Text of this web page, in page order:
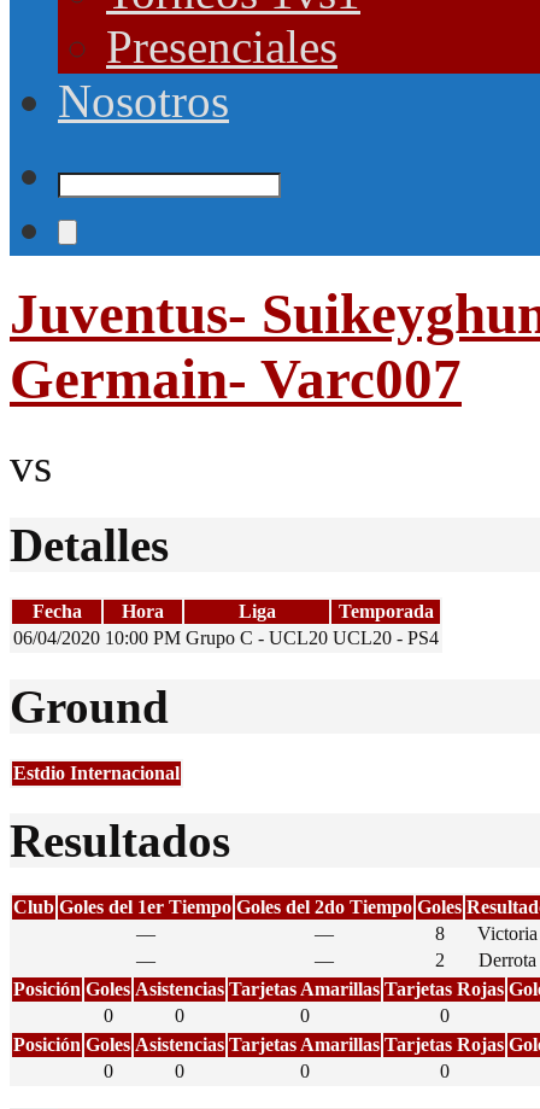
Presenciales
Nosotros
Juventus-
Germain- Varc007
vs
Detalles
Fecha Hora Liga
Temporada
06/04/2020 10:00 PM Grupo C - UCL20 UCL20 - PS4
Ground
Estdio Internacional
Resultados
Club Goles del 1er Tiempo Goles del 2do Tiempo Goles
—
— 8
Victoria
—
— 2
Derrota
Posición Goles Asistencias Tarjetas Amarillas Tarjetas Rojas
0
0 0
0
Posición Goles Asistencias Tarjetas Amarillas Tarjetas Rojas
0
0 0 0